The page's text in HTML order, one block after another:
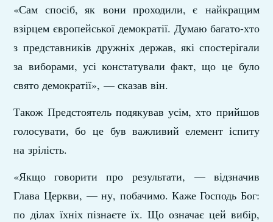
«Сам спосіб, як вони проходили, є найкращим
взірцем європейської демократії. Думаю багато-хто
з представників дружніх держав, які спостерігали
за виборами, усі констатували факт, що це було
свято демократії», — сказав він.
Також Предстоятель подякував усім, хто прийшов
голосувати, бо це був важливий елемент іспиту
на зрілість.
«Якщо говорити про результати, — відзначив
Глава Церкви, — ну, побачимо. Каже Господь Бог:
по ділах їхніх пізнаєте їх. Що означає цей вибір,